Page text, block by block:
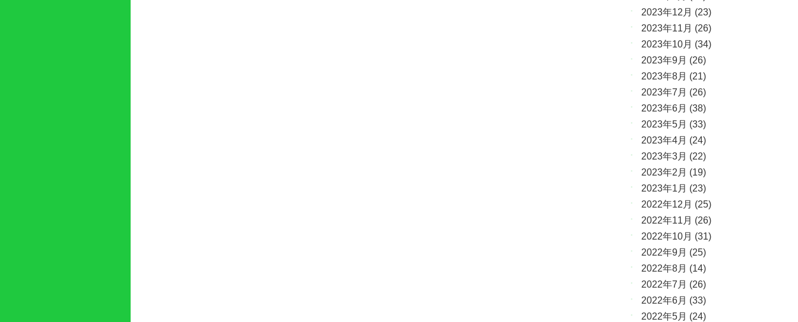
2023年12月 (23)
2023年11月 (26)
2023年10月 (34)
2023年9月 (26)
2023年8月 (21)
2023年7月 (26)
2023年6月 (38)
2023年5月 (33)
2023年4月 (24)
2023年3月 (22)
2023年2月 (19)
2023年1月 (23)
2022年12月 (25)
2022年11月 (26)
2022年10月 (31)
2022年9月 (25)
2022年8月 (14)
2022年7月 (26)
2022年6月 (33)
2022年5月 (24)